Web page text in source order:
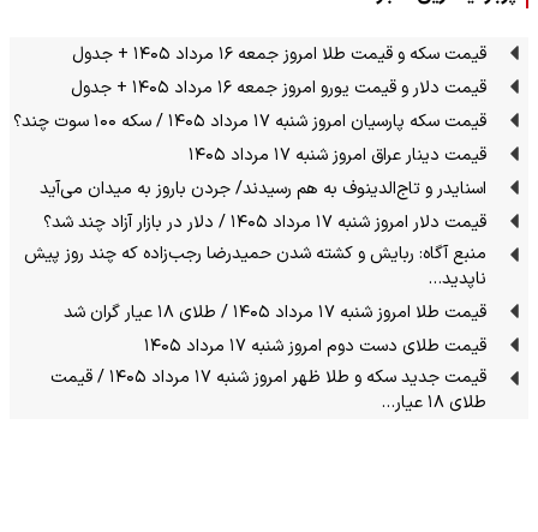
قیمت سکه و قیمت طلا امروز جمعه ۱۶ مرداد ۱۴۰۵ + جدول
قیمت دلار و قیمت یورو امروز جمعه ۱۶ مرداد ۱۴۰۵ + جدول
قیمت سکه پارسیان امروز شنبه ۱۷ مرداد ۱۴۰۵ / سکه ۱۰۰ سوت چند؟
قیمت دینار عراق امروز شنبه ۱۷ مرداد ۱۴۰۵
اسنایدر و تاج‌الدینوف به هم رسیدند/ جردن باروز به میدان می‌آید
قیمت دلار امروز شنبه ۱۷ مرداد ۱۴۰۵ / دلار در بازار آزاد چند شد؟
منبع آگاه: ربایش و کشته شدن حمیدرضا رجب‌زاده که چند روز پیش
ناپدید…
قیمت طلا امروز شنبه ۱۷ مرداد ۱۴۰۵ / طلای ۱۸ عیار گران شد
قیمت طلای دست دوم امروز شنبه ۱۷ مرداد ۱۴۰۵
قیمت جدید سکه و طلا ظهر امروز شنبه ۱۷ مرداد ۱۴۰۵ / قیمت
طلای ۱۸ عیار…